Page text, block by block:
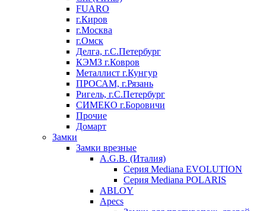
FUARO
г.Киров
г.Москва
г.Омск
Делга, г.С.Петербург
КЭМЗ г.Ковров
Металлист г.Кунгур
ПРОСАМ, г.Рязань
Ригель, г.С.Петербург
СИМЕКО г.Боровичи
Прочие
Домарт
Замки
Замки врезные
A.G.B. (Италия)
Серия Mediana EVOLUTION
Серия Mediana POLARIS
ABLOY
Apecs